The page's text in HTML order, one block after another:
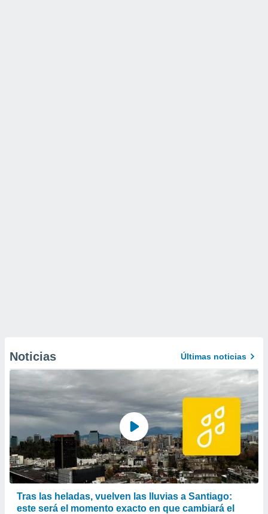
Noticias Últimas noticias
Tras las heladas, vuelven las lluvias a Santiago:
este será el momento exacto en que cambiará el